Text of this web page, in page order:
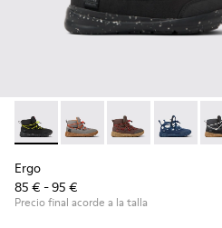
Ergo - K900324-004 - Botines
Ergo - K900324-005
Ergo - K900324-
Ergo -
Ergo
85 € - 95 €
Precio final acorde a la talla